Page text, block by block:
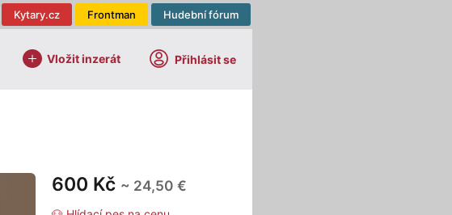
Hudební fórum
Frontman
Kytary.cz
Vložit inzerát Přihlásit se
600 Kč ~ 24,50 €